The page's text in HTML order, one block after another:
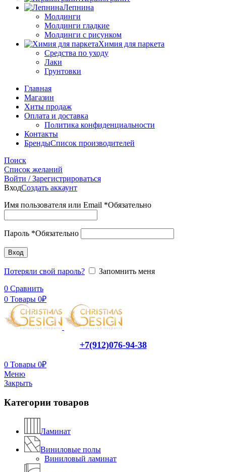
Лепнина
Молдинги
Молдинги гладкие
Молдинги с рисунком
Химия для паркета
Средства по уходу
Лаки
Грунтовки
Главная
Магазин
Хиты продаж
Оплата и доставка
Политика конфиденциальности
Контакты
БрендыСписок производителей
Поиск
Список желаний
Войти / Зарегистрироваться
ВходСоздать аккаунт
Имя пользователя или Email *Обязательно
Пароль *Обязательно
Вход
Потеряли свой пароль?
Запомнить меня
0 Сравнить
0 Товары 0₽
+7(912)076-94-38
0 Товары 0₽
Меню
Закрыть
Категории товаров
Ламинат
Виниловые полы
Виниловый ламинат